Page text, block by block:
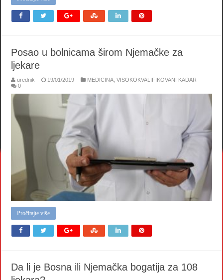
Posao u bolnicama širom Njemačke za
ljekare
urednik 19/01/2019 MEDICINA ,VISOKOKVALIFIKOVANI KADAR
0
Pročitajte više
Da li je Bosna ili Njemačka bogatija za 108